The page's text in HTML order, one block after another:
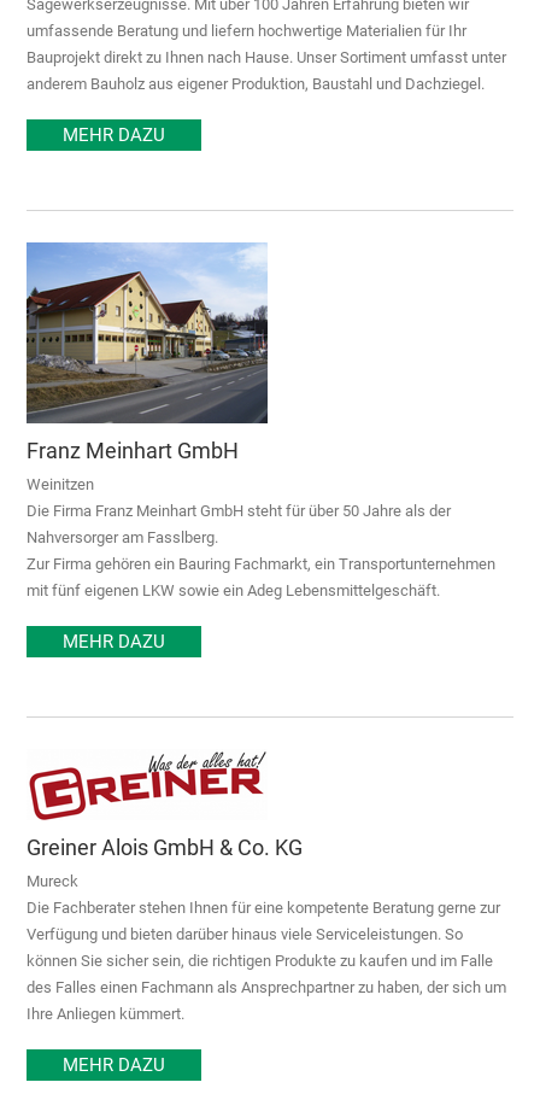
Sägewerkserzeugnisse. Mit über 100 Jahren Erfahrung bieten wir
umfassende Beratung und liefern hochwertige Materialien für Ihr
Bauprojekt direkt zu Ihnen nach Hause. Unser Sortiment umfasst unter
anderem Bauholz aus eigener Produktion, Baustahl und Dachziegel.
MEHR DAZU
Franz Meinhart GmbH
Weinitzen
Die Firma Franz Meinhart GmbH steht für über 50 Jahre als der
Nahversorger am Fasslberg.
Zur Firma gehören ein Bauring Fachmarkt, ein Transportunternehmen
mit fünf eigenen LKW sowie ein Adeg Lebensmittelgeschäft.
MEHR DAZU
Greiner Alois GmbH & Co. KG
Mureck
Die Fachberater stehen Ihnen für eine kompetente Beratung gerne zur
Verfügung und bieten darüber hinaus viele Serviceleistungen. So
können Sie sicher sein, die richtigen Produkte zu kaufen und im Falle
des Falles einen Fachmann als Ansprechpartner zu haben, der sich um
Ihre Anliegen kümmert.
MEHR DAZU